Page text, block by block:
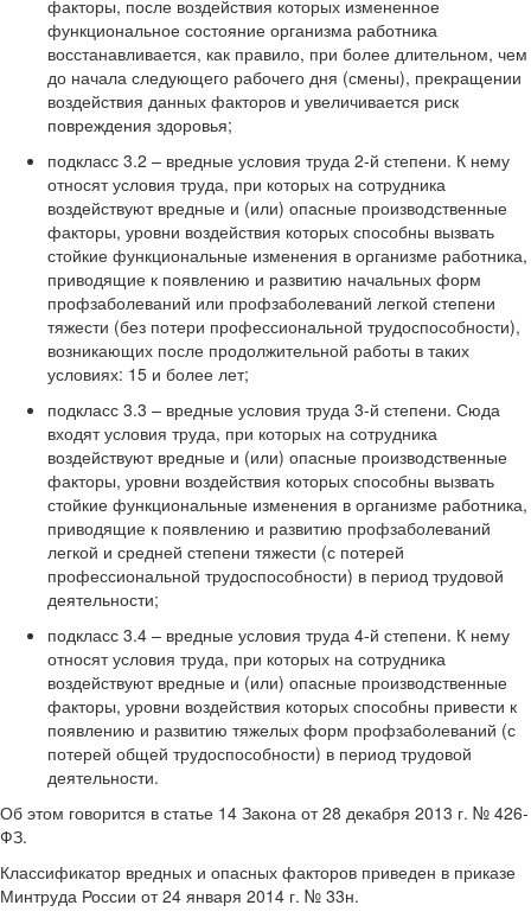
факторы, после воздействия которых измененное
функциональное состояние организма работника
восстанавливается, как правило, при более длительном, чем
до начала следующего рабочего дня (смены), прекращении
воздействия данных факторов и увеличивается риск
повреждения здоровья;
подкласс 3.2 – вредные условия труда 2-й степени. К нему
относят условия труда, при которых на сотрудника
воздействуют вредные и (или) опасные производственные
факторы, уровни воздействия которых способны вызвать
стойкие функциональные изменения в организме работника,
приводящие к появлению и развитию начальных форм
профзаболеваний или профзаболеваний легкой степени
тяжести (без потери профессиональной трудоспособности),
возникающих после продолжительной работы в таких
условиях: 15 и более лет;
подкласс 3.3 – вредные условия труда 3-й степени. Сюда
входят условия труда, при которых на сотрудника
воздействуют вредные и (или) опасные производственные
факторы, уровни воздействия которых способны вызвать
стойкие функциональные изменения в организме работника,
приводящие к появлению и развитию профзаболеваний
легкой и средней степени тяжести (с потерей
профессиональной трудоспособности) в период трудовой
деятельности;
подкласс 3.4 – вредные условия труда 4-й степени. К нему
относят условия труда, при которых на сотрудника
воздействуют вредные и (или) опасные производственные
факторы, уровни воздействия которых способны привести к
появлению и развитию тяжелых форм профзаболеваний (с
потерей общей трудоспособности) в период трудовой
деятельности.
Об этом говорится в статье 14 Закона от 28 декабря 2013 г. № 426-
ФЗ.
Классификатор вредных и опасных факторов приведен в приказе
Минтруда России от 24 января 2014 г. № 33н.